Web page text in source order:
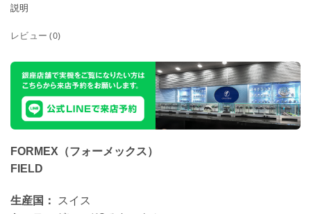
説明
レビュー (0)
FORMEX（フォーメックス）
FIELD
生産国： スイス